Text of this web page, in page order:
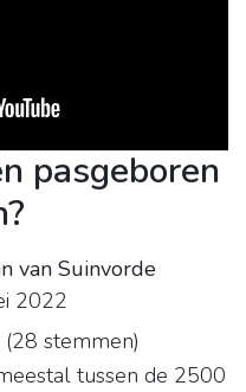
pasgeboren
van Suinvorde
2022
(28 stemmen)
tussen de 2500